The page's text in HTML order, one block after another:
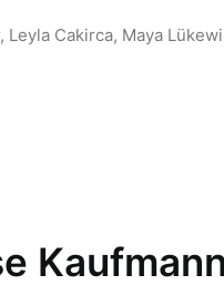
Cakirca, Maya
Kaufmann